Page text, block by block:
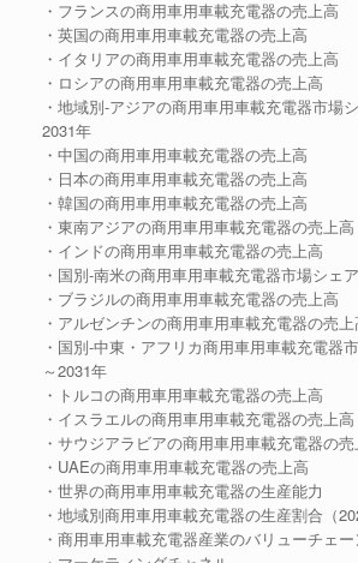
・フランスの商用車用車載充電器の売上高
・英国の商用車用車載充電器の売上高
・イタリアの商用車用車載充電器の売上高
・ロシアの商用車用車載充電器の売上高
・地域別-アジアの商用車用車載充電器市場
2031年
・中国の商用車用車載充電器の売上高
・日本の商用車用車載充電器の売上高
・韓国の商用車用車載充電器の売上高
・東南アジアの商用車用車載充電器の売上高
・インドの商用車用車載充電器の売上高
・国別-南米の商用車用車載充電器市場シェ
・ブラジルの商用車用車載充電器の売上高
・アルゼンチンの商用車用車載充電器の売上
・国別-中東・アフリカ商用車用車載充電器
～2031年
・トルコの商用車用車載充電器の売上高
・イスラエルの商用車用車載充電器の売上高
・サウジアラビアの商用車用車載充電器の売
・UAEの商用車用車載充電器の売上高
・世界の商用車用車載充電器の生産能力
・地域別商用車用車載充電器の生産割合（
・商用車用車載充電器産業のバリューチェー